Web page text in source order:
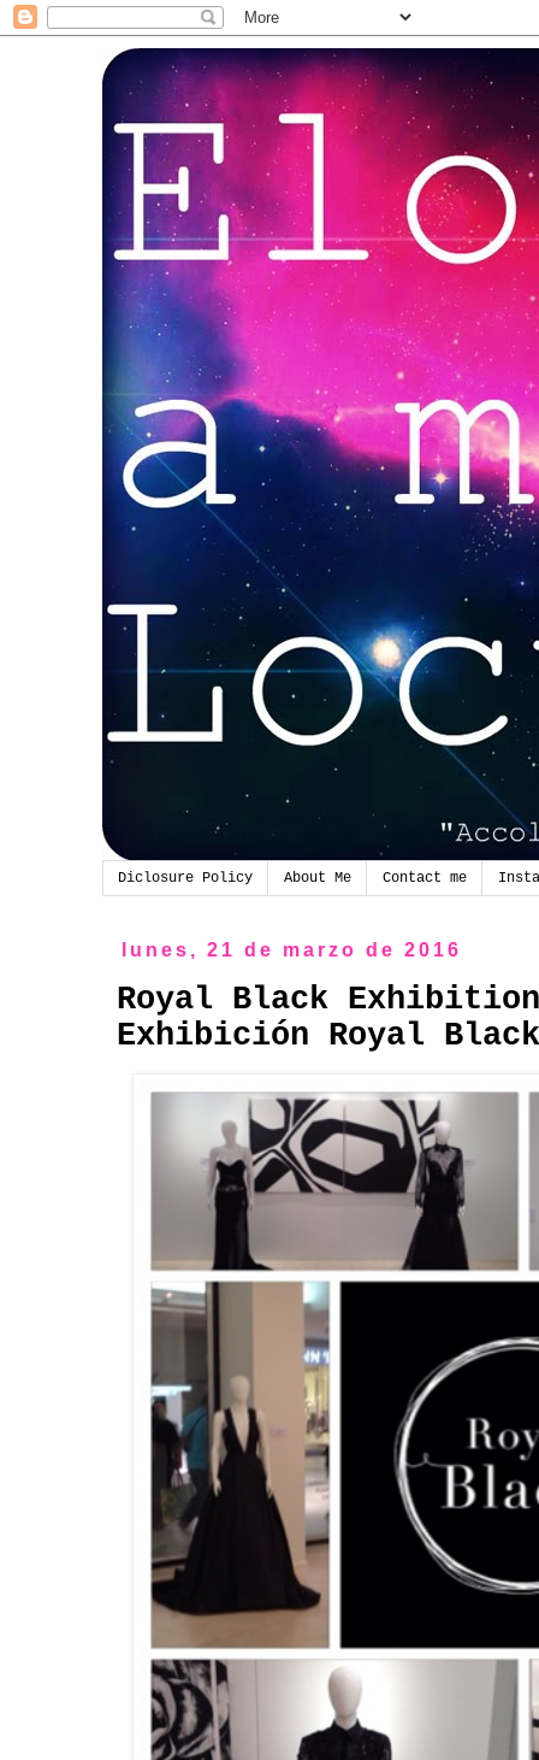
Diclosure Policy About Me Contact me
lunes, 21 de marzo de 2016
Royal Black Exhibition
Exhibición Royal Black